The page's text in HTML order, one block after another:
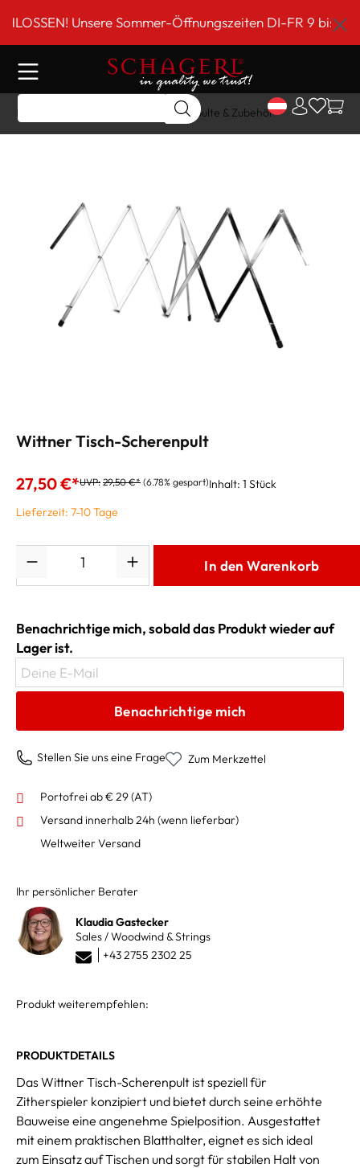
springen
Unsere Sommer-Öffnungszeiten DI-FR 9 bis 18
Home Notenpulte & Zubehör
Wittner Tisch-Scherenpult
27,50 €*UVP: 29,50 €* (6.78% gespart)Inhalt: 1 Stück
Lieferzeit: 7-10 Tage
In den Warenkorb
Benachrichtige mich, sobald das Produkt wieder auf
Lager ist.
Deine E-Mail
Benachrichtige mich
Stellen Sie uns eine Frage Zum Merkzettel
Portofrei ab € 29 (AT)
Versand innerhalb 24h (wenn lieferbar)
Weltweiter Versand
Ihr persönlicher Berater
Klaudia Gastecker
Sales / Woodwind & Strings
+43 2755 2302 25
Produkt weiterempfehlen:
PRODUKTDETAILS
Das Wittner Tisch-Scherenpult ist speziell für
Zitherspieler konzipiert und bietet durch seine erhöhte
Bauweise eine angenehme Spielposition. Ausgestattet
mit einem praktischen Blatthalter, eignet es sich ideal
zum Einsatz auf Tischen und sorgt für stabilen Halt von